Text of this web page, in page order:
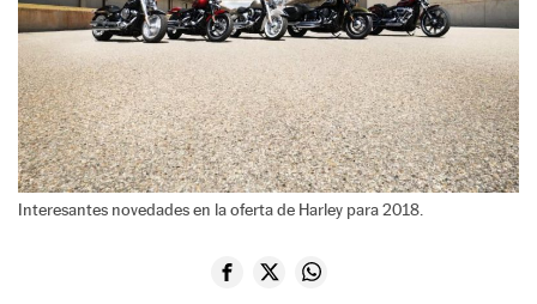
Interesantes novedades en la oferta de Harley para 2018.